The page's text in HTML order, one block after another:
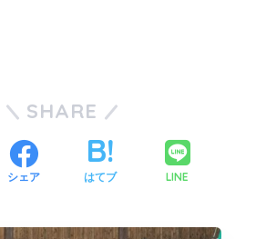
SHARE
シェア はてブ LINE